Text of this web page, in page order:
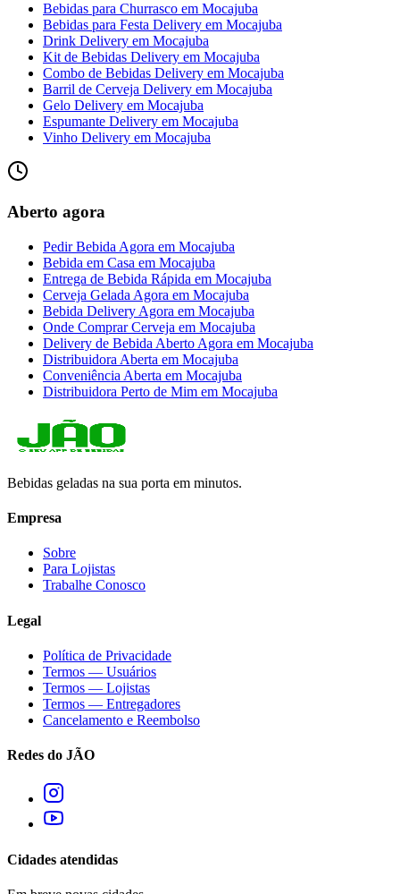
Bebidas para Churrasco em Mocajuba
Bebidas para Festa Delivery em Mocajuba
Drink Delivery em Mocajuba
Kit de Bebidas Delivery em Mocajuba
Combo de Bebidas Delivery em Mocajuba
Barril de Cerveja Delivery em Mocajuba
Gelo Delivery em Mocajuba
Espumante Delivery em Mocajuba
Vinho Delivery em Mocajuba
Aberto agora
Pedir Bebida Agora em Mocajuba
Bebida em Casa em Mocajuba
Entrega de Bebida Rápida em Mocajuba
Cerveja Gelada Agora em Mocajuba
Bebida Delivery Agora em Mocajuba
Onde Comprar Cerveja em Mocajuba
Delivery de Bebida Aberto Agora em Mocajuba
Distribuidora Aberta em Mocajuba
Conveniência Aberta em Mocajuba
Distribuidora Perto de Mim em Mocajuba
Bebidas geladas na sua porta em minutos.
Empresa
Sobre
Para Lojistas
Trabalhe Conosco
Legal
Política de Privacidade
Termos — Usuários
Termos — Lojistas
Termos — Entregadores
Cancelamento e Reembolso
Redes do JÃO
Cidades atendidas